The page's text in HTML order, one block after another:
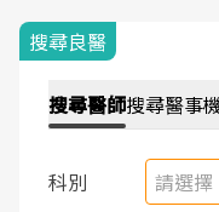
搜尋良醫
搜尋醫師搜尋醫事
科別 請選擇